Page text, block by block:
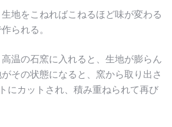
地をこねればこねるほど味が変わる
られる。
温の石窯に入れると、生地が膨らん
その状態になると、窯から取り出さ
にカットされ、積み重ねられて再び